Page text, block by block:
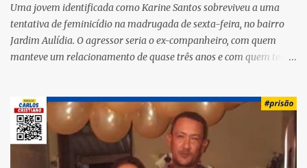
Uma jovem identificada como Karine Santos sobreviveu a uma
tentativa de feminicídio na madrugada de sexta-feira, no bairro
Jardim Aulídia. O agressor seria o ex-companheiro, com quem
manteve um relacionamento de quase três anos e com quem tem
ela deixou claro que não queria. Naquela noite, a vítima recebeu o
convite de um amigo para ir a uma festa. Ao chegar ao local,
percebeu que o ex também estava presente, mas permaneceu
tranquila durante todo o evento. O ataque aconteceu quando